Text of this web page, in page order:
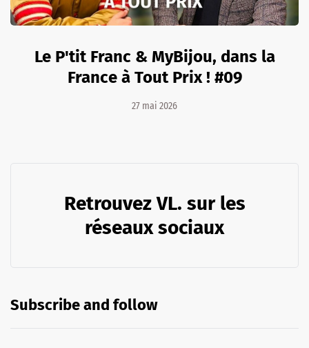
Le P'tit Franc & MyBijou, dans la
France à Tout Prix ! #09
27 mai 2026
Retrouvez VL. sur les
réseaux sociaux
Subscribe and follow